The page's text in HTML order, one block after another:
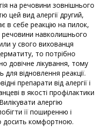
на речовини зовнішнього
цей вид алергії другий,
в себе реакцію на пилок,
речовини навколишнього
у свого вихованця
то потрібно
довічне лікування, тому
відновлення реакції.
препарати від алергії і
в якості профілактики
алергію
її поширенню і
досить комфортною.